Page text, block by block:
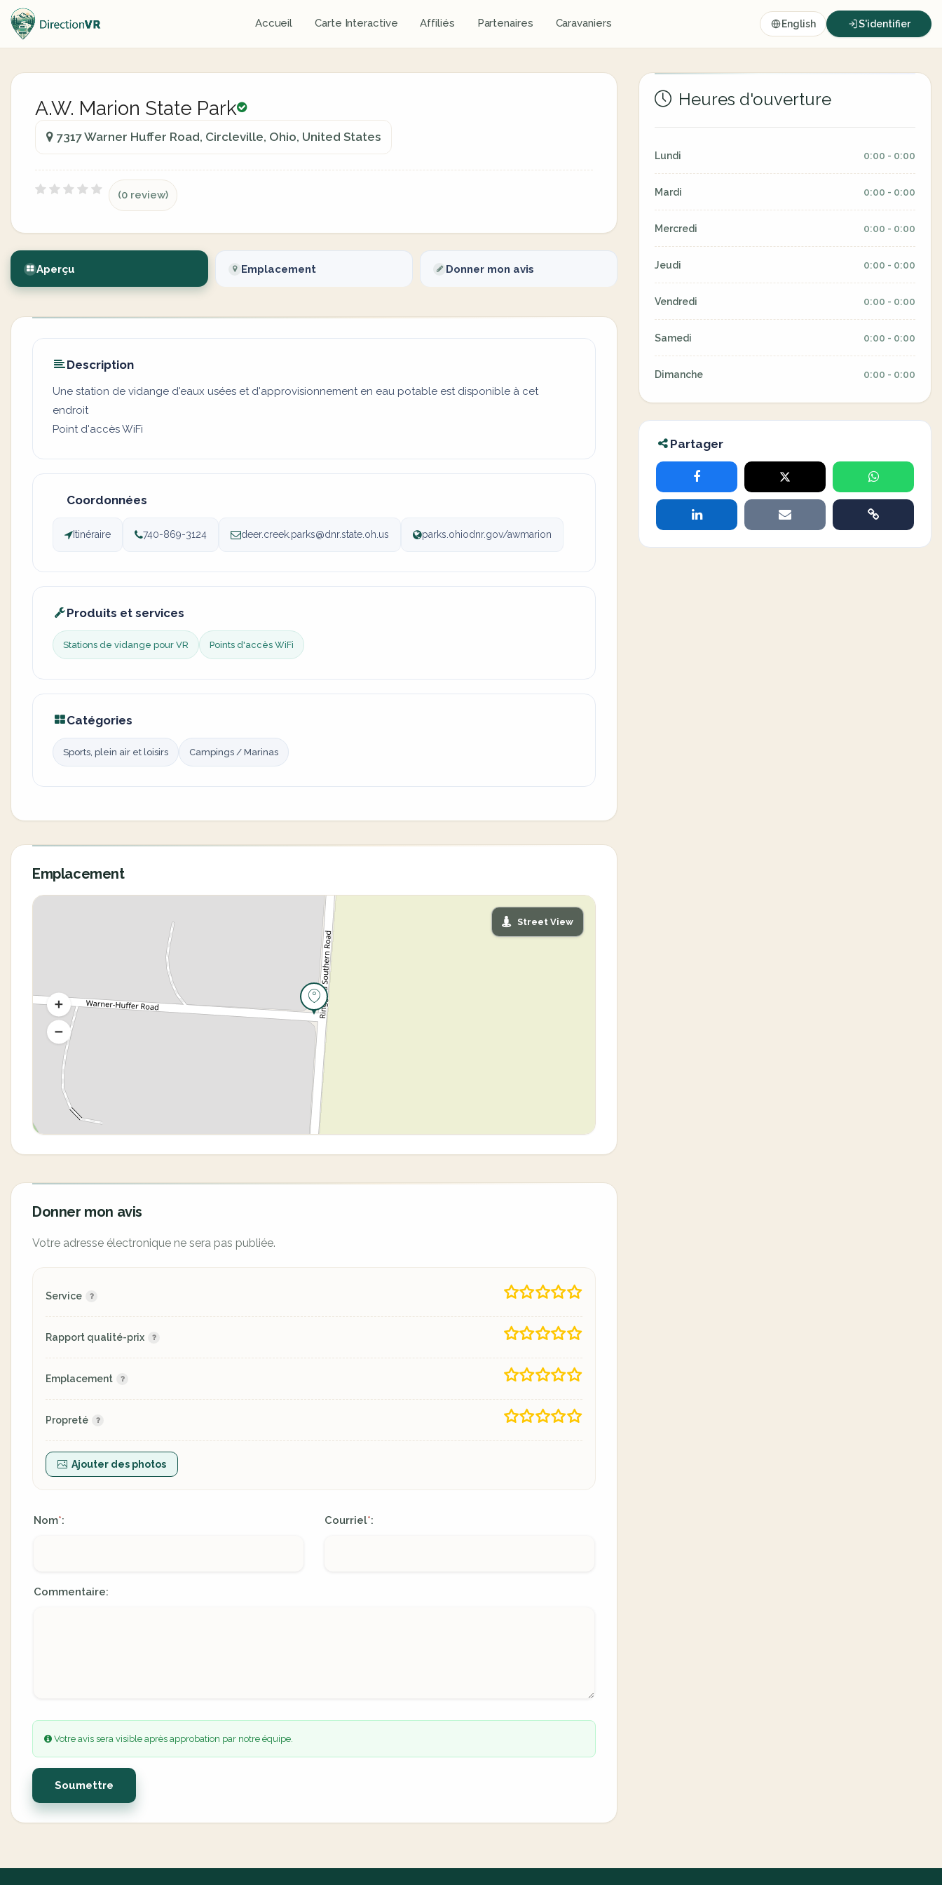
Accueil Carte Interactive Affiliés Partenaires Caravaniers English S'identifier
A.W. Marion State Park
7317 Warner Huffer Road, Circleville, Ohio, United States
(0 review)
Aperçu Emplacement Donner mon avis
Description
Une station de vidange d'eaux usées et d'approvisionnement en eau potable est disponible à cet
endroit
Point d'accès WiFi
Coordonnées
Itinéraire 740-869-3124 deer.creek.parks@dnr.state.oh.us parks.ohiodnr.gov/awmarion
Produits et services
Stations de vidange pour VR Points d'accès WiFi
Catégories
Sports, plein air et loisirs Campings / Marinas
Emplacement
Street View
Donner mon avis
Votre adresse électronique ne sera pas publiée.
Service
Rapport qualité-prix
Emplacement
Propreté
Ajouter des photos
Nom*: Courriel*:
Commentaire:
Votre avis sera visible après approbation par notre équipe.
Soumettre
Heures d'ouverture
Lundi 0:00 - 0:00
Mardi 0:00 - 0:00
Mercredi 0:00 - 0:00
Jeudi 0:00 - 0:00
Vendredi 0:00 - 0:00
Samedi 0:00 - 0:00
Dimanche 0:00 - 0:00
Partager